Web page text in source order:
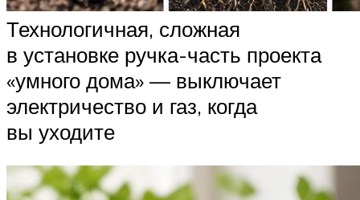
Технологичная, сложная
в установке ручка-часть проекта
«умного дома» — выключает
электричество и газ, когда
вы уходите